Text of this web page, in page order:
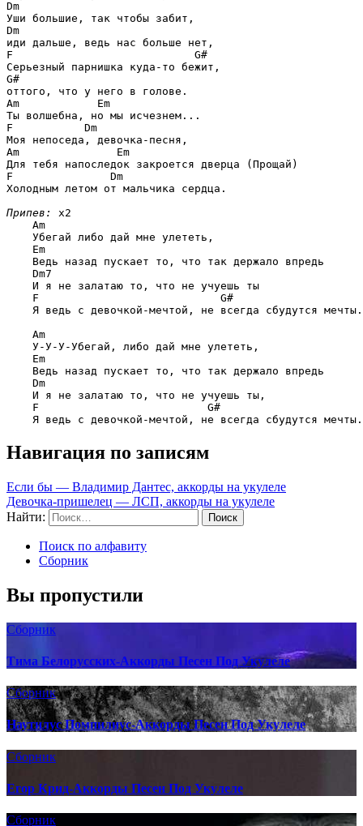
Dm
Dm
F                            G#
G#
Am            Em
F           Dm
Am               Em
F               Dm
Холодным летом от мальчика сердца.
Припев:
x2
Am
    Убегай либо дай мне улететь,
Em
    Ведь назад пускает то, что так держало впредь
Dm7
    И я не залатаю то, что не учуешь ты
F                            G#
    Я ведь с девочкой-мечтой, не всегда сбудутся мечты.
Am
    У-У-У-Убегай, либо дай мне улететь,
Em
    Ведь назад пускает то, что так держало впредь
Dm
    И я не залатаю то, что не учуешь ты,
F                          G#
Навигация по записям
Если бы — Владимир Дантес, аккорды на укулеле
Девочка-пришелец — ЛСП, аккорды на укулеле
Найти:
Поиск по алфавиту
Сборник
Вы пропустили
Сборник
Тима Белорусских-Аккорды Песен Под Укулеле
Сборник
Наутилус Помпилиус-Аккорды Песен Под Укулеле
Сборник
Егор Крид-Аккорды Песен Под Укулеле
Сборник